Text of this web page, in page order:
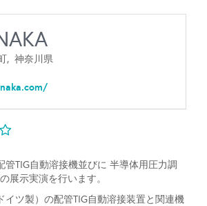
, 神奈川県
管TIG自動溶接機並びに 半導体用圧力調
展示実演を行います。
イツ製）の配管TIG自動溶接装置と 関連機